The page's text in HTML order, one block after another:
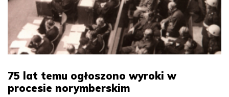
75 lat temu ogłoszono wyroki w
procesie norymberskim